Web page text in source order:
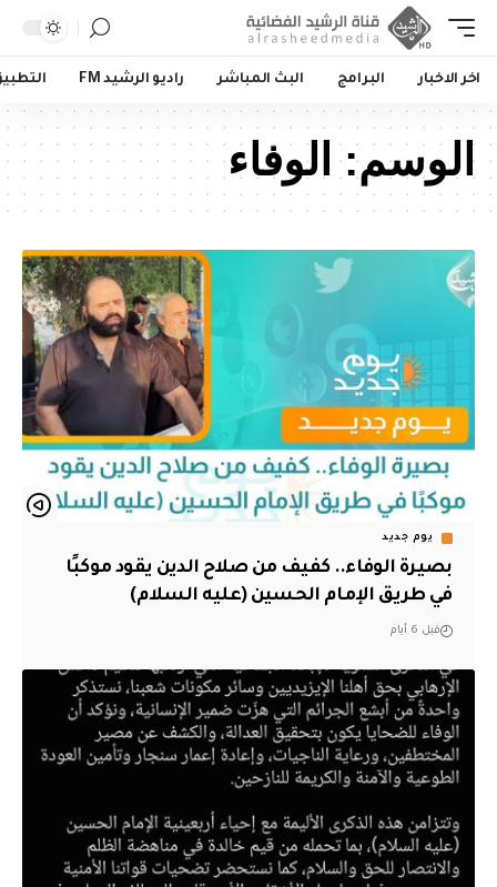
اخر الاخبار البرامج البث المباشر راديو الرشيد FM
الوسم: الوفاء
يوم جديد
بصيرة الوفاء.. كفيف من صلاح الدين يقود موكبًا
في طريق الإمام الحسين (عليه السلام)
قبل 6 أيام